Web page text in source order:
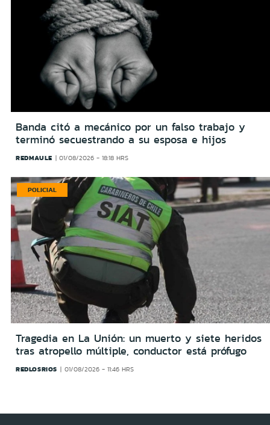
Banda citó a mecánico por un falso trabajo y
terminó secuestrando a su esposa e hijos
REDMAULE 01/08/2026 - 18:18 HRS
POLICIAL
Tragedia en La Unión: un muerto y siete heridos
tras atropello múltiple, conductor está prófugo
REDLOSRIOS 01/08/2026 - 11:46 HRS